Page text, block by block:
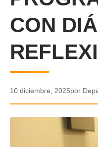
CON
10 diciembre, 2025por